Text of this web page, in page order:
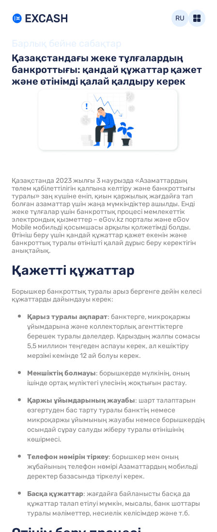
RU
Барлық бейне сабақтар
Қазақстандағы жеке тұлғалардың
банкроттығы: қандай құжаттар қажет
және өтінімді қалай қалдыру керек
Қазақстанда 2023 жылғы 3 наурызда «Азаматтардың
төлем қабілеттілігін қалпына келтіру және банкроттығы
туралы» заң күшіне еніп, қиын қаржылық жағдайға тап
болған азаматтар үшін жаңа мүмкіндіктер ашылды. Енді
жеке тұлғалар үшін банкроттық процесі мемлекеттік
электрондық қызметтер – eGov.kz порталы және eGov
Mobile мобильді қосымшасы арқылы қолжетімді болды.
Өтініш беру үшін қандай құжаттар қажет екенін және
банкроттық туралы өтінішті қалай дұрыс беру керектігін
анықтайық.
Қажетті құжаттар
Борышкер банкроттық туралы арыз бергенге дейін келесі
құжаттарды дайындауы керек:
Қарыз туралы ақпарат: банктерге, микроқаржы
ұйымдарына және коллекторлық агенттіктерге
берешек туралы дәлелдер. Қарыздың жалпы сомасы
5,5 миллион теңгеден аспауы керек, ал кешіктіру
мерзімі кемінде 12 ай болуы керек.
Меншіктің болмауы: борышкерде мүлкінің, оның
ішінде ортақ мүліктегі үлесінің жоқтығын растау.
Қаржы ұйымдарының жауабы: шарт талаптарын
өзгертуден бас тарту туралы банктің немесе
микроқаржы ұйымының жауабы немесе борышкердің
осындай сұрау салуды жіберу туралы өтінішінің
көшірмесі.
Телефон нөмірін тіркеу: борышкер мен оның
жұбайының телефон нөмірі Азаматтардың мобильді
деректер базасында тіркелуі керек.
Басқа құжаттар: жағдайға байланысты басқа да
құжаттар талап етілуі мүмкін, мысалы, банк шоттары
туралы мәліметтер, несиелік келісімдер және т.б.